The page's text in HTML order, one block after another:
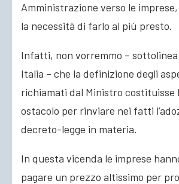
Amministrazione verso le
la necessità di farlo al più presto.
Infatti, non vorremmo –
Italia – che la definizione degli
richiamati dal Ministro costituisse
ostacolo per rinviare nei fatti
decreto-legge in materia.
In questa vicenda le imprese
pagare un prezzo altissimo per